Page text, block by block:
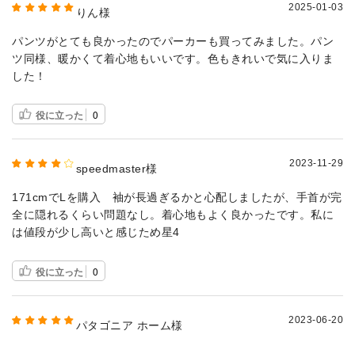
りん様 2025-01-03
パンツがとても良かったのでパーカーも買ってみました。パン
ツ同様、暖かくて着心地もいいです。色もきれいで気に入りま
した！
役に立った 0
speedmaster様 2023-11-29
171cmでLを購入 袖が長過ぎるかと心配しましたが、手首が完
全に隠れるくらい問題なし。着心地もよく良かったです。私に
は値段が少し高いと感じため星4
役に立った 0
パタゴニア ホーム様 2023-06-20